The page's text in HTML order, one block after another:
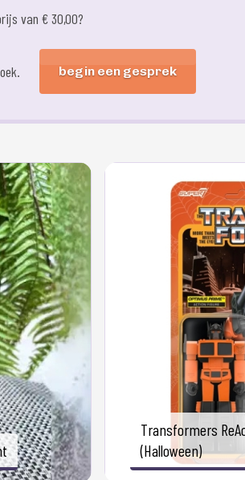
van € 30,00?
begin een gesprek
Transformers
(Halloween)